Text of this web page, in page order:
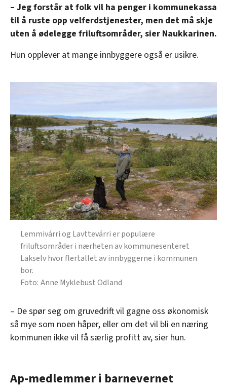
– Jeg forstår at folk vil ha penger i kommunekassa
til å ruste opp velferdstjenester, men det må skje
uten å ødelegge friluftsområder, sier Naukkarinen.
Hun opplever at mange innbyggere også er usikre.
Lemmivárri og Lavttevárri er populære
friluftsområder i nærheten av kommunesenteret
Lakselv hvor flertallet av innbyggerne i kommunen
bor.
Anne Myklebust Odland
– De spør seg om gruvedrift vil gagne oss økonomisk
så mye som noen håper, eller om det vil bli en næring
kommunen ikke vil få særlig profitt av, sier hun.
Ap-medlemmer i barnevernet